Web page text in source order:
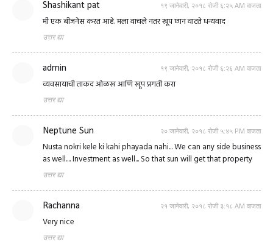
Shashikant pat १९ जानेवारी, २०१८ रोजी ६:२५ AM वाजता
मी एक बीजनेस करत आहे. मला वाचले नतर खूप छान वाटते धन्यवाद
उत्तर द्या
admin १९ जानेवारी, २०१८ रोजी ६:२६ AM वाजता
व्यवसायाची ताकद ओळख आणि खूप प्रगती करा
उत्तर द्या
Neptune Sun २० जानेवारी, २०१८ रोजी ५:४५ PM वाजता
Nusta nokri kele ki kahi phayada nahi... We can any side business
as well.... Investment as well... So that sun will get that property
उत्तर द्या
Rachanna २१ जानेवारी, २०१८ रोजी ३:१८ AM वाजता
Very nice
उत्तर द्या